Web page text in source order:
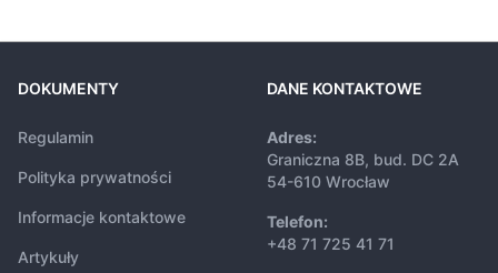
DOKUMENTY
Regulamin
Polityka prywatności
Informacje kontaktowe
Artykuły
DANE KONTAKTOWE
Adres:
Graniczna 8B, bud. DC 2A
54-610 Wrocław
Telefon:
+48 71 725 41 71